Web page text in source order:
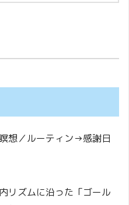
想／ルーティン→感謝日
リズムに沿った「ゴール